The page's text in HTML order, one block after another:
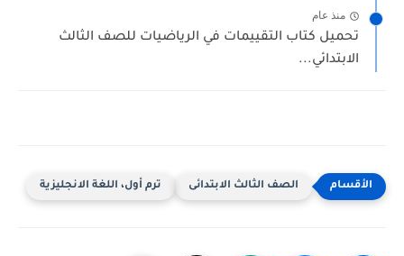
منذ عام
تحميل كتاب التقييمات في الرياضيات للصف الثالث
الابتدائي...
الصف الثالث الابتدائى ترم أول، اللغة الانجليزية